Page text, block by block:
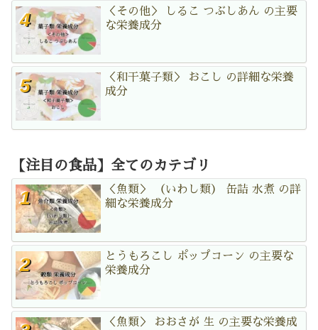
＜その他＞ しるこ つぶしあん の主要
な栄養成分
＜和干菓子類＞ おこし の詳細な栄養
成分
【注目の食品】全てのカテゴリ
＜魚類＞ （いわし類） 缶詰 水煮 の詳
細な栄養成分
とうもろこし ポップコーン の主要な
栄養成分
＜魚類＞ おおさが 生 の主要な栄養成